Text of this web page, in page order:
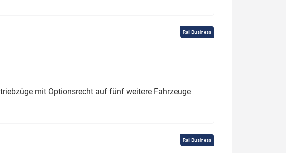
Rail Business
mit Optionsrecht auf fünf weitere Fahrzeuge
Rail Business